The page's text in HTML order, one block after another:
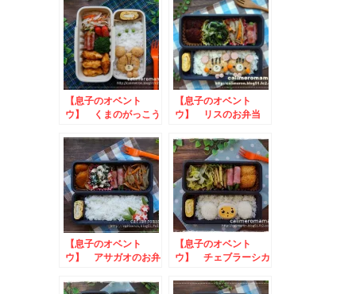
【息子のオベント
ウ】 くまのがっこう
【息子のオベント
ウ】 リスのお弁当
【息子のオベント
ウ】 アサガオのお弁
【息子のオベント
ウ】 チェブラーシカ